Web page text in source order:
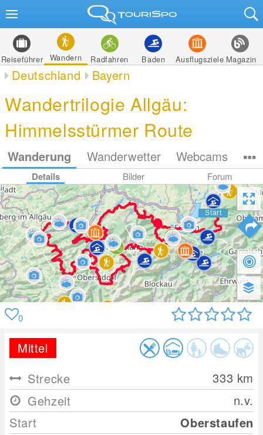
Reiseführer Wandern Radfahren Baden Ausflugsziele Magazin
Deutschland Bayern
Wandertrilogie Allgäu:
Himmelsstürmer Route
Wanderung Wanderwetter Webcams
Details Bilder Forum
0
Mittel
Strecke
333 km
Gehzeit
n.v.
Start
Oberstaufen